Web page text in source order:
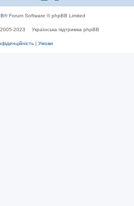
® Forum Software © phpBB Limited
2023 Українська підтримка phpBB
| Умови